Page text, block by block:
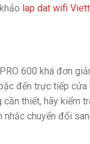
lap dat wifi
600 khá đơn
đến trực tiếp
cần thiết, hãy kiểm
nhắc chuyển đổi